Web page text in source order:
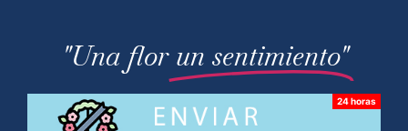
"Una flor un sentimiento"